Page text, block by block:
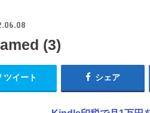
(3)
ツイート シェア